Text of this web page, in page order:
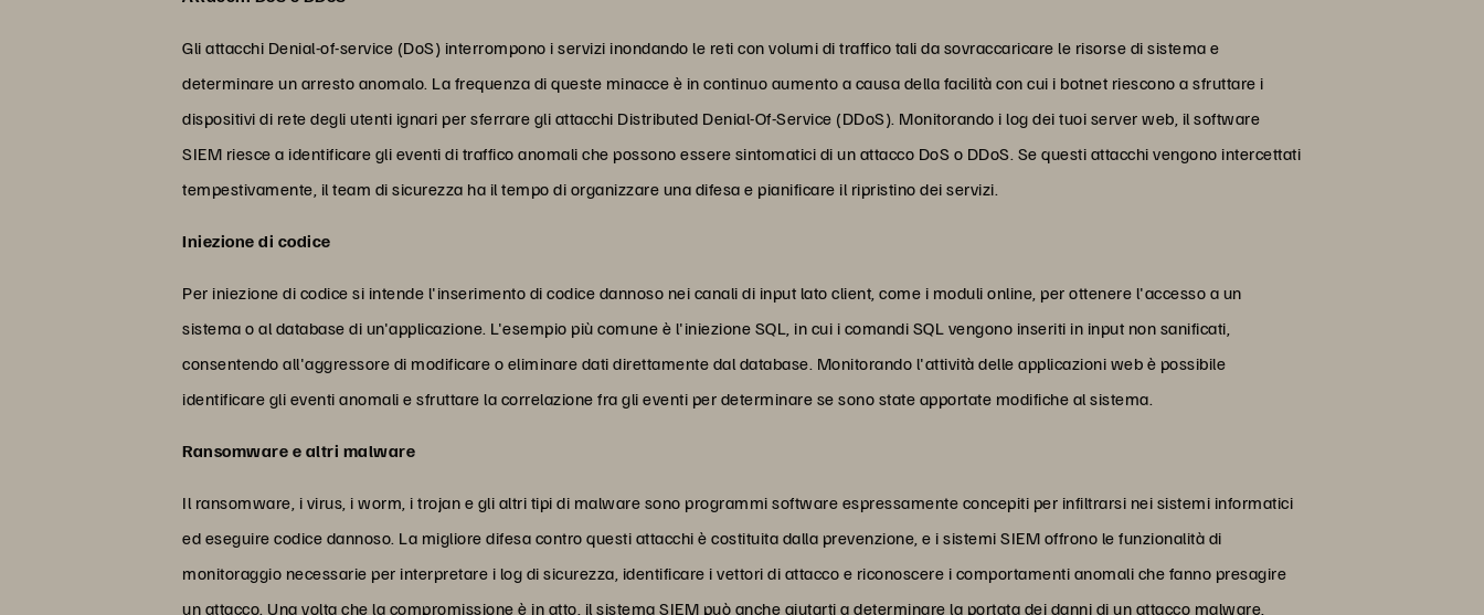
Gli attacchi Denial-of-service (DoS) interrompono i servizi inondando le reti con volumi di traffico tali da sovraccaricare le risorse di sistema e
determinare un arresto anomalo. La frequenza di queste minacce è in continuo aumento a causa della facilità con cui i botnet riescono a sfruttare i
dispositivi di rete degli utenti ignari per sferrare gli attacchi Distributed Denial-Of-Service (DDoS). Monitorando i log dei tuoi server web, il software
SIEM riesce a identificare gli eventi di traffico anomali che possono essere sintomatici di un attacco DoS o DDoS. Se questi attacchi vengono intercettati
tempestivamente, il team di sicurezza ha il tempo di organizzare una difesa e pianificare il ripristino dei servizi.
Iniezione di codice
Per iniezione di codice si intende l'inserimento di codice dannoso nei canali di input lato client, come i moduli online, per ottenere l'accesso a un
sistema o al database di un'applicazione. L'esempio più comune è l'iniezione SQL, in cui i comandi SQL vengono inseriti in input non sanificati,
consentendo all'aggressore di modificare o eliminare dati direttamente dal database. Monitorando l'attività delle applicazioni web è possibile
identificare gli eventi anomali e sfruttare la correlazione fra gli eventi per determinare se sono state apportate modifiche al sistema.
Ransomware e altri malware
Il ransomware, i virus, i worm, i trojan e gli altri tipi di malware sono programmi software espressamente concepiti per infiltrarsi nei sistemi informatici
ed eseguire codice dannoso. La migliore difesa contro questi attacchi è costituita dalla prevenzione, e i sistemi SIEM offrono le funzionalità di
monitoraggio necessarie per interpretare i log di sicurezza, identificare i vettori di attacco e riconoscere i comportamenti anomali che fanno presagire
un attacco. Una volta che la compromissione è in atto, il sistema SIEM può anche aiutarti a determinare la portata dei danni di un attacco malware,